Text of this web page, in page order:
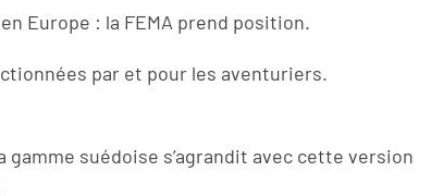
Europe : la FEMA prend position.
par et pour les aventuriers.
gamme suédoise s’agrandit avec cette version